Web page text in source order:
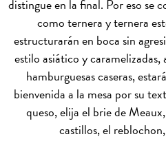
distingue en la final. Por eso se
como ternera y ternera
estructurarán en boca sin
estilo asiático y caramelizadas,
hamburguesas caseras,
bienvenida a la mesa por su
queso, elija el brie de
castillos, el